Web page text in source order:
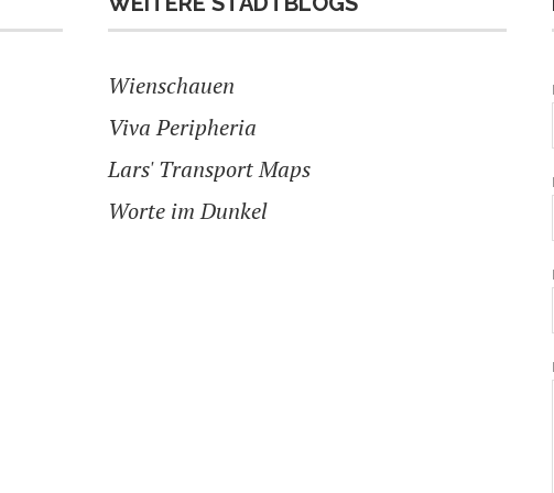
Wienschauen
Viva Peripheria
Lars' Transport Maps
Worte im Dunkel